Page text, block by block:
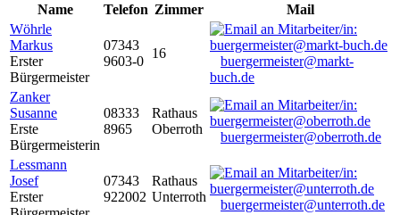
Name
Telefon Zimmer
Mail
Wöhrle
Markus
Erster
Bürgermeister
07343
9603-0
16
buergermeister@markt-
buch.de
Zanker
Susanne
Erste
Bürgermeisterin
08333
8965
Rathaus
Oberroth
buergermeister@oberroth.de
Lessmann
Josef
Erster
07343
922002
Rathaus
Unterroth
buergermeister@unterroth.de